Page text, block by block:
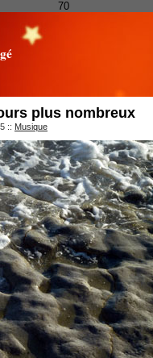
70
plus nombreux
:: Musique